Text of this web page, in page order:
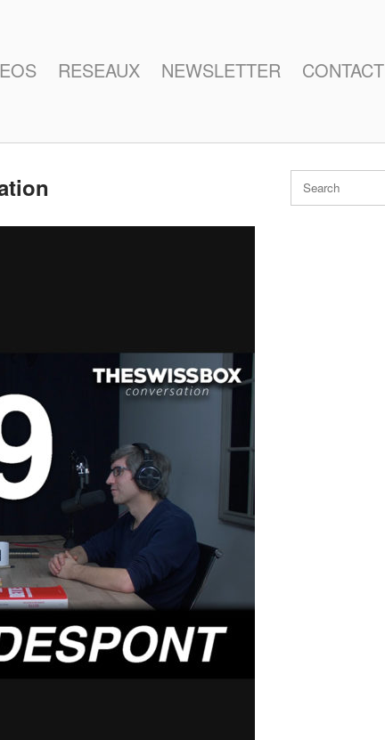
RESEAUX NEWSLETTER CONTACT